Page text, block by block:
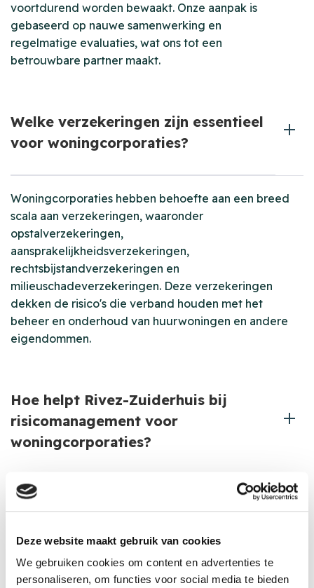
Deze website maakt gebruik van cookies
We gebruiken cookies om content en advertenties te
personaliseren, om functies voor social media te bieden
voortdurend worden bewaakt. Onze aanpak is
gebaseerd op nauwe samenwerking en
regelmatige evaluaties, wat ons tot een
betrouwbare partner maakt.
Welke verzekeringen zijn essentieel
voor woningcorporaties?
Woningcorporaties hebben behoefte aan een breed
scala aan verzekeringen, waaronder
opstalverzekeringen,
aansprakelijkheidsverzekeringen,
rechtsbijstandverzekeringen en
milieuschadeverzekeringen. Deze verzekeringen
dekken de risico's die verband houden met het
beheer en onderhoud van huurwoningen en andere
eigendommen.
Hoe helpt Rivez-Zuiderhuis bij
risicomanagement voor
woningcorporaties?
Onze adviseurs voeren een uitgebreide analyse uit
van de risico's die jouw woningcorporatie loopt. We
verzekeren van deze risico's. Door regelmatige
evaluaties en proactieve ondersteuning zorgen we
ervoor dat jouw risicomanagement voortdurend